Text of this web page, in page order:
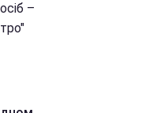
–